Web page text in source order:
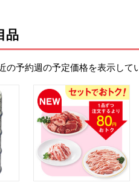
品
予約週の予定価格を表示して